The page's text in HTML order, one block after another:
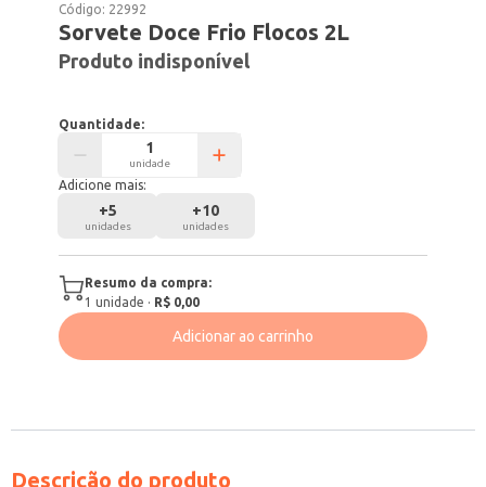
Código: 22992
Sorvete Doce Frio Flocos 2L
Produto indisponível
Quantidade:
unidade
Adicione mais:
+5
unidades
+10
unidades
Resumo da compra:
1 unidade · R$ 0,00
Adicionar ao carrinho
Descrição do produto